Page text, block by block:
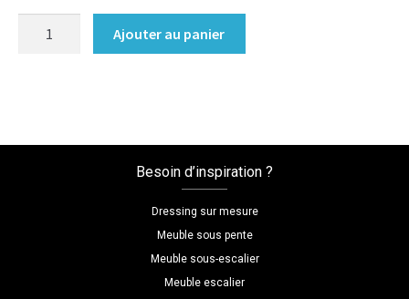
Ajouter au panier
Besoin d’inspiration ?
Dressing sur mesure
Meuble sous pente
Meuble sous-escalier
Meuble escalier